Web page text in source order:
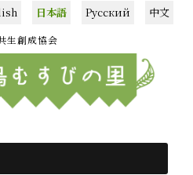
日本語 Русский 中文
生創成協会